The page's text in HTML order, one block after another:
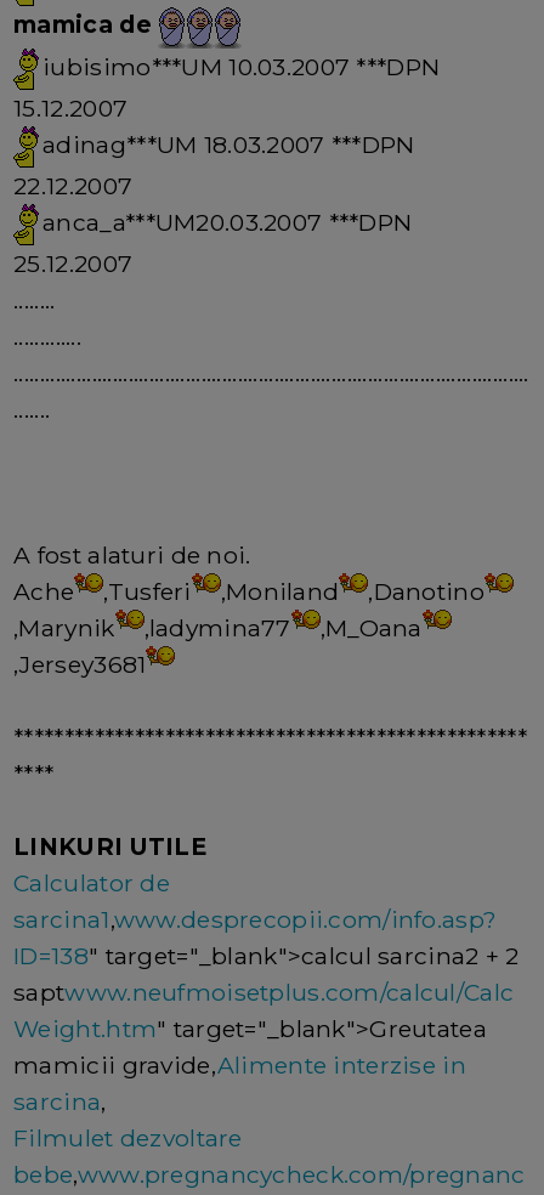
mamica de
iubisimo***UM 10.03.2007 ***DPN
15.12.2007
adinag***UM 18.03.2007 ***DPN
22.12.2007
anca_a***UM20.03.2007 ***DPN
25.12.2007
........
.............
...................................................................................................
.......
A fost alaturi de noi.
Ache
,Tusferi ,Moniland
,Danotino
,Marynik
,ladymina77
,M_Oana
,Jersey3681
***************************************************
****
LINKURI UTILE
Calculator de
sarcina1,www.desprecopii.com/info.asp?
ID=138" target="_blank">calcul sarcina2 + 2
saptwww.neufmoisetplus.com/calcul/Calc
Weight.htm" target="_blank">Greutatea
mamicii gravide,Alimente interzise in
sarcina,
Filmulet dezvoltare
bebe,www.pregnancycheck.com/pregnanc